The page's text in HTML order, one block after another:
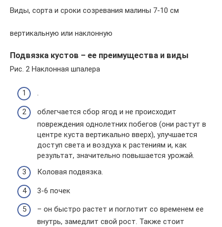
​Виды, сорта и сроки созревания малины​ ​7-10 см​
​вертикальную или наклонную​
Подвязка кустов – ее преимущества и виды
​Рис. 2 Наклонная шпалера​
​.​
​облегчается сбор ягод и не происходит
повреждения однолетних побегов (они растут в
центре куста вертикально вверх), улучшается
доступ света и воздуха к растениям и, как
результат, значительно повышается урожай.​
​Коловая подвязка.​
​3-6 почек​
​– он быстро растет и поглотит со временем ее
внутрь, замедлит свой рост. Также стоит